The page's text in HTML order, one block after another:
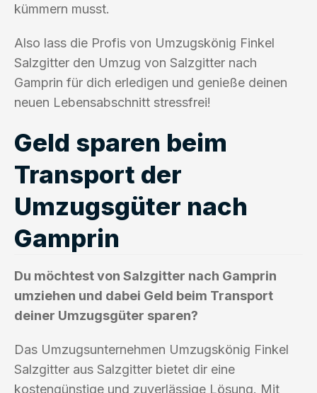
kümmern musst.
Also lass die Profis von Umzugskönig Finkel
Salzgitter den Umzug von Salzgitter nach
Gamprin für dich erledigen und genieße deinen
neuen Lebensabschnitt stressfrei!
Geld sparen beim
Transport der
Umzugsgüter nach
Gamprin
Du möchtest von Salzgitter nach Gamprin
umziehen und dabei Geld beim Transport
deiner Umzugsgüter sparen?
Das Umzugsunternehmen Umzugskönig Finkel
Salzgitter aus Salzgitter bietet dir eine
kostengünstige und zuverlässige Lösung. Mit